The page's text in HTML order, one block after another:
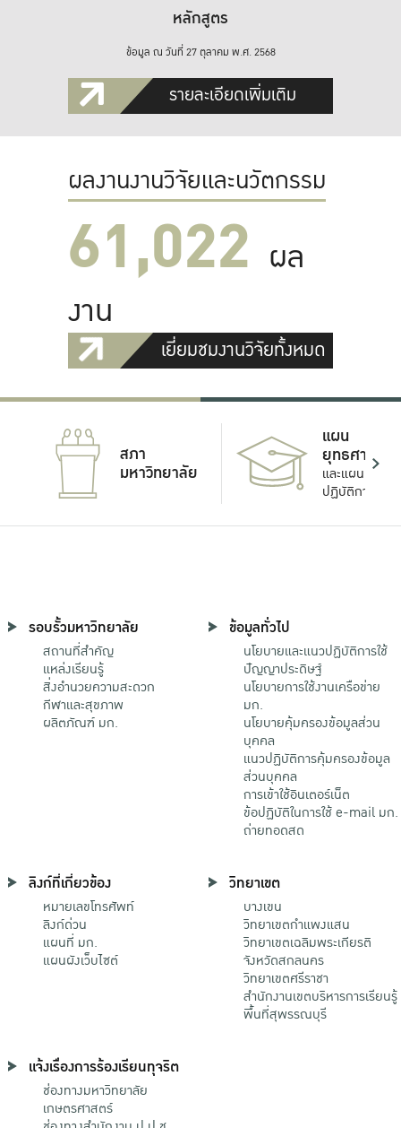
หลักสูตร
ข้อมูล ณ วันที่ 27 ตุลาคม พ.ศ. 2568
รายละเอียดเพิ่มเติม
ผลงานงานวิจัยและนวัตกรรม
61,022 ผล
งาน
เยี่ยมชมงานวิจัยทั้งหมด
สภา
มหาวิทยาลัย
แผน
ยุทธศาสตร์
และแผน
ปฏิบัติการ
รอบรั้วมหาวิทยาลัย
สถานที่สำคัญ
แหล่งเรียนรู้
สิ่งอำนวยความสะดวก
กีฬาและสุขภาพ
ผลิตภัณฑ์ มก.
ข้อมูลทั่วไป
นโยบายและแนวปฏิบัติการใช้
ปัญญาประดิษฐ์
นโยบายการใช้งานเครือข่าย
มก.
นโยบายคุ้มครองข้อมูลส่วน
บุคคล
แนวปฏิบัติการคุ้มครองข้อมูล
ส่วนบุคคล
การเข้าใช้อินเตอร์เน็ต
ข้อปฏิบัติในการใช้ e-mail มก.
ถ่ายทอดสด
ลิงก์ที่เกี่ยวข้อง
หมายเลขโทรศัพท์
ลิงก์ด่วน
แผนที่ มก.
แผนผังเว็บไซต์
วิทยาเขต
บางเขน
วิทยาเขตกําแพงแสน
วิทยาเขตเฉลิมพระเกียรติ
จังหวัดสกลนคร
วิทยาเขตศรีราชา
สำนักงานเขตบริหารการเรียนรู้
พื้นที่สุพรรณบุรี
แจ้งเรื่องการร้องเรียนทุจริต
ช่องทางมหาวิทยาลัย
เกษตรศาสตร์